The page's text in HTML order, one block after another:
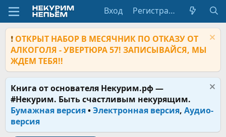
Вход Регистрация
❗ ОТКРЫТ НАБОР В МЕСЯЧНИК ПО ОТКАЗУ ОТ
АЛКОГОЛЯ - УВЕРТЮРА 57! ЗАПИСЫВАЙСЯ, МЫ
ЖДЕМ ТЕБЯ!!
Книга от основателя Некурим.рф —
#Некурим. Быть счастливым некурящим.
Бумажная версия•Электронная версия, Аудио-
версия